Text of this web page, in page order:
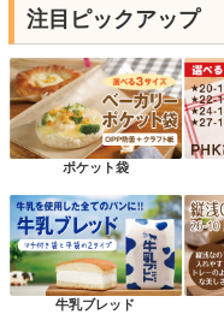
注目ピックアップ
ポケット袋
牛乳ブレッド